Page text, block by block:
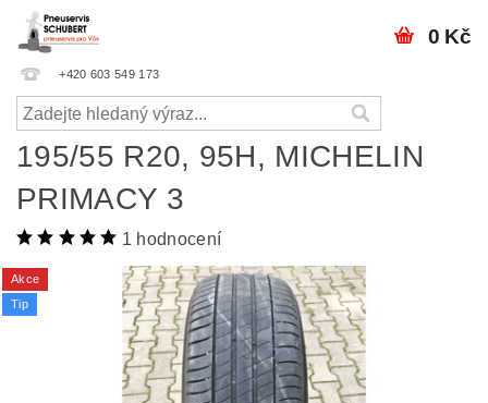
+420 603 549 173
0 Kč
195/55 R20, 95H, MICHELIN
PRIMACY 3
1 hodnocení
Akce
Tip